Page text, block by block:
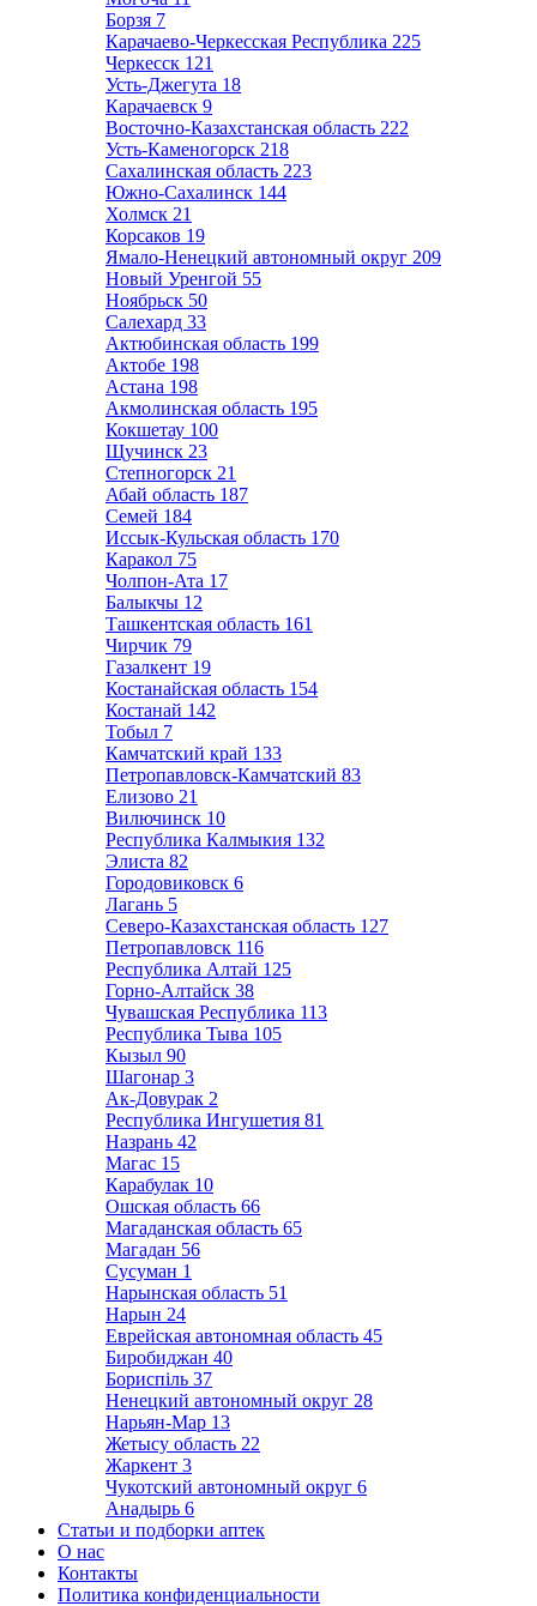
Борзя 7
Карачаево-Черкесская Республика 225
Черкесск 121
Усть-Джегута 18
Карачаевск 9
Восточно-Казахстанская область 222
Усть-Каменогорск 218
Сахалинская область 223
Южно-Сахалинск 144
Холмск 21
Корсаков 19
Ямало-Ненецкий автономный округ 209
Новый Уренгой 55
Ноябрьск 50
Салехард 33
Актюбинская область 199
Актобе 198
Астана 198
Акмолинская область 195
Кокшетау 100
Щучинск 23
Степногорск 21
Абай область 187
Семей 184
Иссык-Кульская область 170
Каракол 75
Чолпон-Ата 17
Балыкчы 12
Ташкентская область 161
Чирчик 79
Газалкент 19
Костанайская область 154
Костанай 142
Тобыл 7
Камчатский край 133
Петропавловск-Камчатский 83
Елизово 21
Вилючинск 10
Республика Калмыкия 132
Элиста 82
Городовиковск 6
Лагань 5
Северо-Казахстанская область 127
Петропавловск 116
Республика Алтай 125
Горно-Алтайск 38
Чувашская Республика 113
Республика Тыва 105
Кызыл 90
Шагонар 3
Ак-Довурак 2
Республика Ингушетия 81
Назрань 42
Магас 15
Карабулак 10
Ошская область 66
Магаданская область 65
Магадан 56
Сусуман 1
Нарынская область 51
Нарын 24
Еврейская автономная область 45
Биробиджан 40
Бориспіль 37
Ненецкий автономный округ 28
Нарьян-Мар 13
Жетысу область 22
Жаркент 3
Чукотский автономный округ 6
Анадырь 6
Статьи и подборки аптек
О нас
Контакты
Политика конфиденциальности